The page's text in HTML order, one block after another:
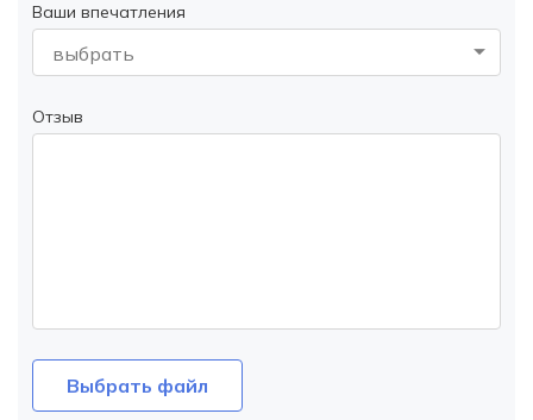
Ваши впечатления
выбрать
Отзыв
Выбрать файл